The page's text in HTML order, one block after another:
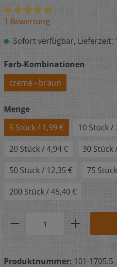
1 Bewertung
Sofort verfügbar, Lieferzeit:
Farb-Kombinationen
creme - braun
Menge
5 Stück / 1,99 €
10 Stück /
20 Stück / 4,94 €
30 Stück
50 Stück / 12,35 €
75
200 Stück / 45,40 €
Produktnummer: 101-1705.5